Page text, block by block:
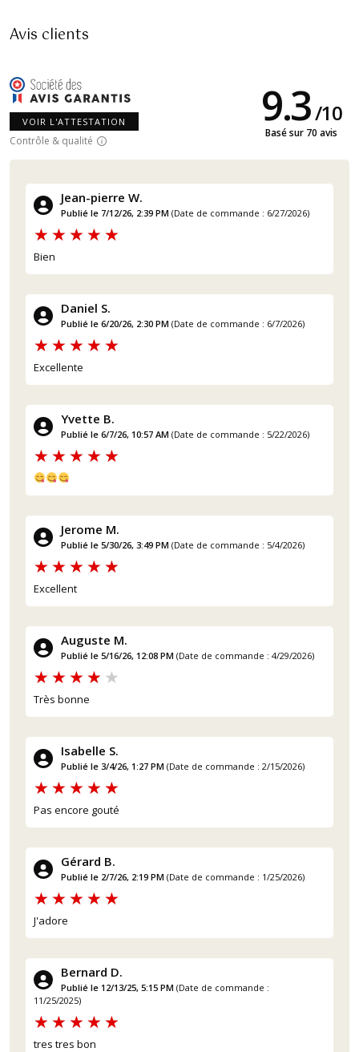
Avis clients
VOIR L'ATTESTATION
Contrôle & qualité
9.3/10
Basé sur 70 avis
Jean-pierre W.
Publié le 7/12/26, 2:39 PM (Date de commande : 6/27/2026)
Bien
Daniel S.
Publié le 6/20/26, 2:30 PM (Date de commande : 6/7/2026)
Excellente
Yvette B.
Publié le 6/7/26, 10:57 AM (Date de commande : 5/22/2026)
Jerome M.
Publié le 5/30/26, 3:49 PM (Date de commande : 5/4/2026)
Excellent
Auguste M.
Publié le 5/16/26, 12:08 PM (Date de commande : 4/29/2026)
Très bonne
Isabelle S.
Publié le 3/4/26, 1:27 PM (Date de commande : 2/15/2026)
Pas encore gouté
Gérard B.
Publié le 2/7/26, 2:19 PM (Date de commande : 1/25/2026)
J'adore
Bernard D.
Publié le 12/13/25, 5:15 PM (Date de commande :
11/25/2025)
tres tres bon